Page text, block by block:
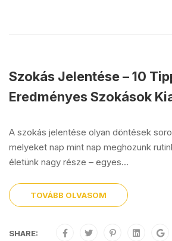
Szokás Jelentése – 10
Eredményes Szokások
A szokás jelentése olyan döntések
melyeket nap mint nap meghozunk
életünk nagy része – egyes...
TOVÁBB OLVASOM
SHARE: